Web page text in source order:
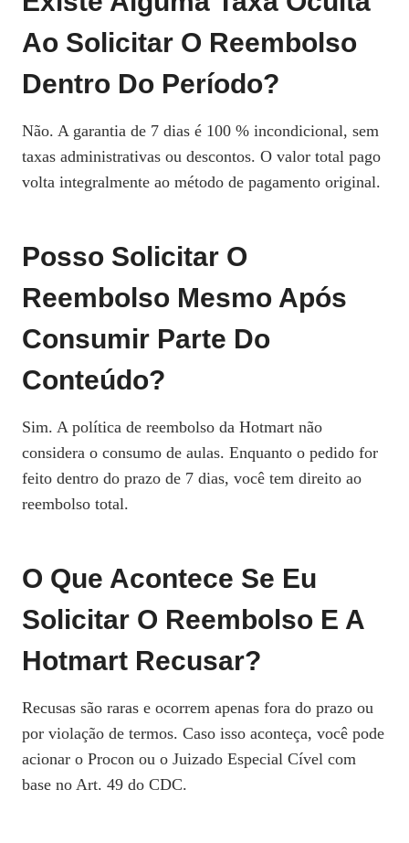
Ao Solicitar O Reembolso
Dentro Do Período?
Não. A garantia de 7 dias é 100 % incondicional, sem
taxas administrativas ou descontos. O valor total pago
volta integralmente ao método de pagamento original.
Posso Solicitar O
Reembolso Mesmo Após
Consumir Parte Do
Conteúdo?
Sim. A política de reembolso da Hotmart não
considera o consumo de aulas. Enquanto o pedido for
feito dentro do prazo de 7 dias, você tem direito ao
reembolso total.
O Que Acontece Se Eu
Solicitar O Reembolso E A
Hotmart Recusar?
Recusas são raras e ocorrem apenas fora do prazo ou
por violação de termos. Caso isso aconteça, você pode
acionar o Procon ou o Juizado Especial Cível com
base no Art. 49 do CDC.